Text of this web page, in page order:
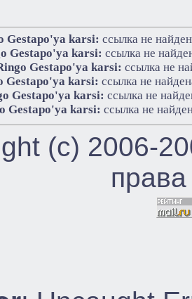
Gestapo'ya karsi: ссылка не
Gestapo'ya karsi: ссылка не
Gestapo'ya karsi: ссылка не
Gestapo'ya karsi: ссылка не
Gestapo'ya karsi: ссылка не
Gestapo'ya karsi: ссылка не
(c) 2006-